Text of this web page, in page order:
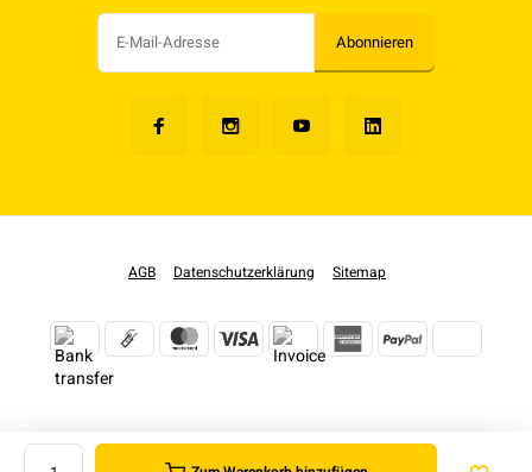
Abonnieren
AGB Datenschutzerklärung Sitemap